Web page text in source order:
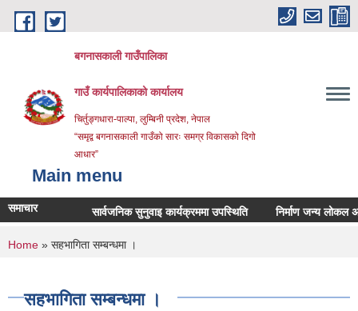
Skip to main content
बगनासकाली गाउँपालिका
गाउँ कार्यपालिकाको कार्यालय
चिर्तुङ्गधारा-पाल्पा, लुम्बिनी प्रदेश, नेपाल
“समृद्व बगनासकाली गाउँको सारः समग्र विकासको दिगो
आधार”
Main menu
समाचार सार्वजनिक सुनुवाइ कार्यक्रममा उपस्थिति निर्माण जन्य लोकल
You are here
Home » सहभागिता सम्बन्धमा ।
सहभागिता सम्बन्धमा ।